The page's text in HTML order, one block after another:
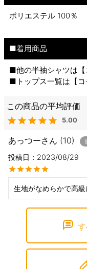
ポリエステル 100％
■着用商品
■他の半袖シャツは【
■トップス一覧は【
5.00
あっつー 10
投稿日
2023/08/29
生地がなめらかで高級